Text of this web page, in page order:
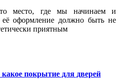
место, где мы начинаем и
её оформление должно быть не
приятным
покрытие для дверей